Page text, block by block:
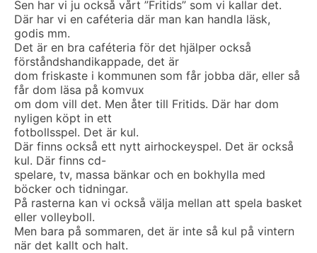
Sen har vi ju också vårt ”Fritids” som vi kallar det.
Där har vi en caféteria där man kan handla läsk,
godis mm.
Det är en bra caféteria för det hjälper också
förståndshandikappade, det är
dom friskaste i kommunen som får jobba där, eller så
får dom läsa på komvux
om dom vill det. Men åter till Fritids. Där har dom
nyligen köpt in ett
fotbollsspel. Det är kul.
Där finns också ett nytt airhockeyspel. Det är också
kul. Där finns cd-
spelare, tv, massa bänkar och en bokhylla med
böcker och tidningar.
På rasterna kan vi också välja mellan att spela basket
eller volleyboll.
Men bara på sommaren, det är inte så kul på vintern
när det kallt och halt.